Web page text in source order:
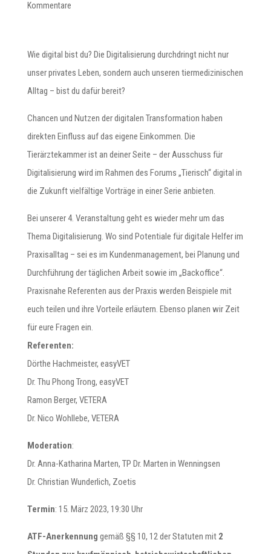
Kommentare
Wie digital bist du? Die Digitalisierung durchdringt nicht nur
unser privates Leben, sondern auch unseren tiermedizinischen
Alltag – bist du dafür bereit?
Chancen und Nutzen der digitalen Transformation haben
direkten Einfluss auf das eigene Einkommen. Die
Tierärztekammer ist an deiner Seite – der Ausschuss für
Digitalisierung wird im Rahmen des Forums „Tierisch“ digital in
die Zukunft vielfältige Vorträge in einer Serie anbieten.
Bei unserer 4. Veranstaltung geht es wieder mehr um das
Thema Digitalisierung. Wo sind Potentiale für digitale Helfer im
Praxisalltag – sei es im Kundenmanagement, bei Planung und
Durchführung der täglichen Arbeit sowie im „Backoffice“.
Praxisnahe Referenten aus der Praxis werden Beispiele mit
euch teilen und ihre Vorteile erläutern. Ebenso planen wir Zeit
für eure Fragen ein.
Referenten:
Dörthe Hachmeister, easyVET
Dr. Thu Phong Trong, easyVET
Ramon Berger, VETERA
Dr. Nico Wohllebe, VETERA
Moderation:
Dr. Anna-Katharina Marten, TP Dr. Marten in Wenningsen
Dr. Christian Wunderlich, Zoetis
Termin: 15. März 2023, 19:30 Uhr
ATF-Anerkennung gemäß §§ 10, 12 der Statuten mit 2